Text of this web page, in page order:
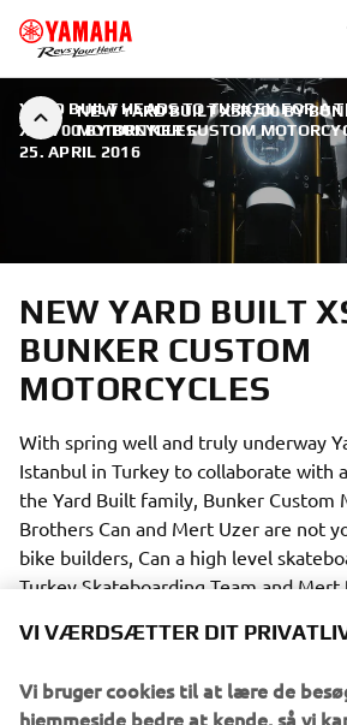
NEW YARD BUILT XSR700 BY
MOTORCYCLES
YARD BUILT HEADS TO TURKEY FOR A
XSR700 BY BUNKER CUSTOM
25. APRIL 2016
NEW YARD BUILT
BUNKER CUSTOM
MOTORCYCLES
With spring well and truly underway
Istanbul in Turkey to collaborate with
the Yard Built family, Bunker Custom
Brothers Can and Mert Uzer are not
bike builders, Can a high level
Turkey Skateboarding Team and
Advertising.
VI VÆRDSÆTTER DIT
Vi bruger cookies til at lære de
hjemmeside bedre at kende, så vi